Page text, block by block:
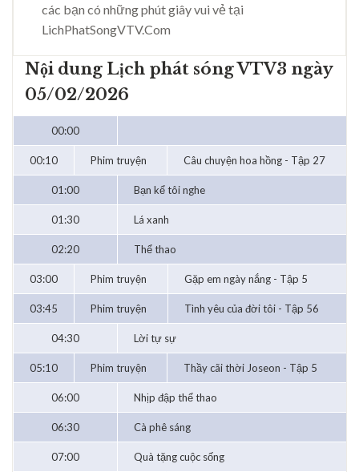
các bạn có những phút giây vui vẻ tại
LichPhatSongVTV.Com
Nội dung Lịch phát sóng VTV3 ngày
05/02/2026
00:00
00:10 Phim truyện Câu chuyện hoa hồng - Tập 27
01:00 Bạn kể tôi nghe
01:30 Lá xanh
02:20 Thể thao
03:00 Phim truyện Gặp em ngày nắng - Tập 5
03:45 Phim truyện Tình yêu của đời tôi - Tập 56
04:30 Lời tự sự
05:10 Phim truyện Thầy cãi thời Joseon - Tập 5
06:00 Nhịp đập thể thao
06:30 Cà phê sáng
07:00 Quà tặng cuộc sống